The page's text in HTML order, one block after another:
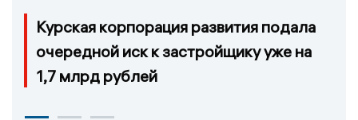
Курская корпорация развития подала
очередной иск к застройщику уже на
1,7 млрд рублей